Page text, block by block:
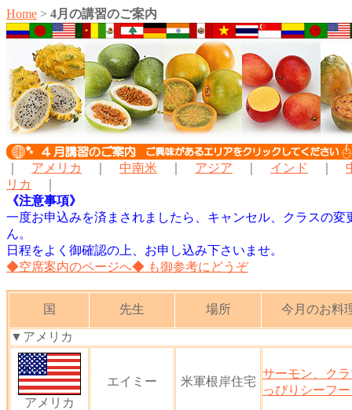
Home > 4月の講習のご案内
アメリカ 中南米 アジア インド
リカ
《注意事項》
一度お申込みを済まされましたら、キャンセル、クラスの
ん。
日程をよく御確認の上、お申し込み下さいませ。
◆空席案内のページへ◆ も御参考にどうぞ
国 先生 場所 今月のお料
▼アメリカ
アメリカ
エイミー 米軍根岸住宅
サーモン、ク
っぴりシーフ